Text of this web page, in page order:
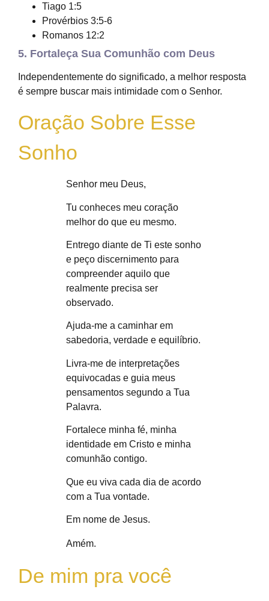
Tiago 1:5
Provérbios 3:5-6
Romanos 12:2
5. Fortaleça Sua Comunhão com Deus
Independentemente do significado, a melhor resposta
é sempre buscar mais intimidade com o Senhor.
Oração Sobre Esse
Sonho
Senhor meu Deus,
Tu conheces meu coração
melhor do que eu mesmo.
Entrego diante de Ti este sonho
e peço discernimento para
compreender aquilo que
realmente precisa ser
observado.
Ajuda-me a caminhar em
sabedoria, verdade e equilíbrio.
Livra-me de interpretações
equivocadas e guia meus
pensamentos segundo a Tua
Palavra.
Fortalece minha fé, minha
identidade em Cristo e minha
comunhão contigo.
Que eu viva cada dia de acordo
com a Tua vontade.
Em nome de Jesus.
Amém.
De mim pra você